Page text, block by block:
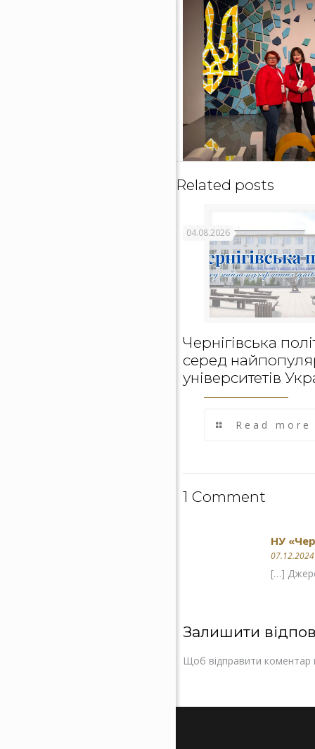
Related posts
04.08.2026
Чернігівська
серед
університетів
Read more
1 Comment
НУ
[…]
Залишити
Щоб відправити коментар